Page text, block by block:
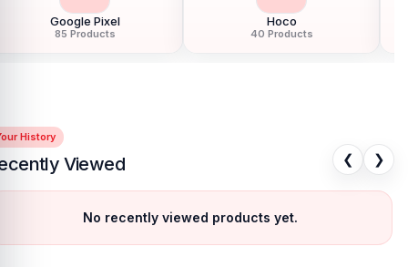
Google Pixel
85 Products
Hoco
40 Products
History
Viewed ❮ ❯
No recently viewed products yet.